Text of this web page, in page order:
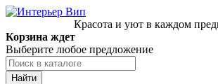
Красота и уют в каждом
Корзина ждет
Выберите любое предложение
Найти